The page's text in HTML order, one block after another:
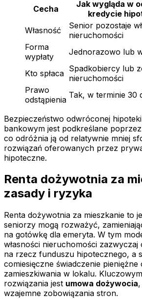
Cecha
Jak wygląda w
kredycie
Własność
Senior pozostaje
nieruchomości
Forma
wypłaty
Jednorazowo lub
Kto spłaca Spadkobiercy lub
nieruchomości
Prawo
odstąpienia Tak, w terminie 30
Bezpieczeństwo odwróconej
bankowym jest podkreślane
co odróżnia ją od relatywnie mniej
rozwiązań oferowanych przez
hipoteczne.
Renta dożywotnia za
zasady i ryzyka
Renta dożywotnia za mieszkanie to
seniorzy mogą rozważyć,
na gotówkę dla emeryta. W tym
własności nieruchomości
na rzecz funduszu hipotecznego, a
comiesięczne świadczenie
zamieszkiwania w lokalu.
rozwiązania jest umowa dożywocia
wzajemne zobowiązania stron.